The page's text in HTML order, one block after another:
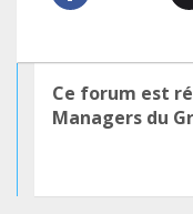
Ce forum est
Managers du